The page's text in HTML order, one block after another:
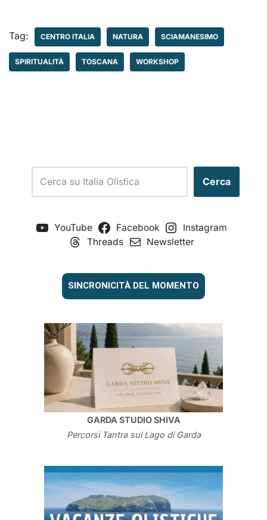
Tag: CENTRO ITALIA NATURA SCIAMANESIMO
SPIRITUALITÀ TOSCANA WORKSHOP
Cerca
YouTube Facebook
Instagram
Threads
Newsletter
SINCRONICITÀ DEL MOMENTO
GARDA STUDIO SHIVA
Percorsi Tantra sul Lago di Garda